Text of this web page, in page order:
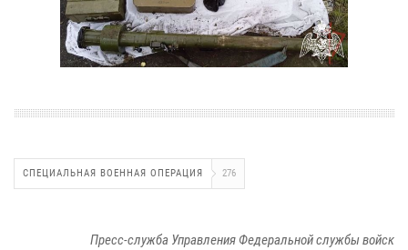
СПЕЦИАЛЬНАЯ ВОЕННАЯ ОПЕРАЦИЯ 276
Пресс-служба Управления Федеральной службы войск